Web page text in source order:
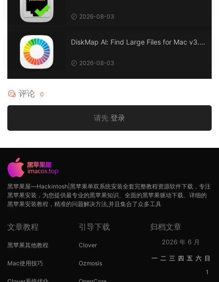
2026-08-03
DiskMap Al: Find Large Files for Mac v3.1
2026-08-03
评论 0
请先 登录
黑苹果屋—Hackintosh|黑苹果单双系统安装全套完整教程资源软件下载，专注
黑苹果安装，为您提供最专业的黑苹果知识、全面的黑苹果驱动下载、详细的
黑苹果安装教程，精准的问题解决方法,并且集合了众多工具
文章教程
黑苹果其他教程
Mac使用技巧
引导下载
Clover
Ozmosis
归档文章
2026 年 6 月
一 二 三 四 五 六 日
1